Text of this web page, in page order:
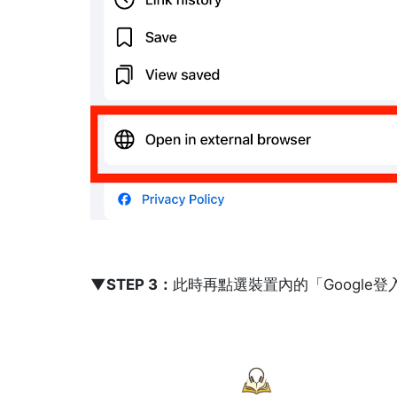
▼STEP 3： 此時再點選裝置內的「Google登